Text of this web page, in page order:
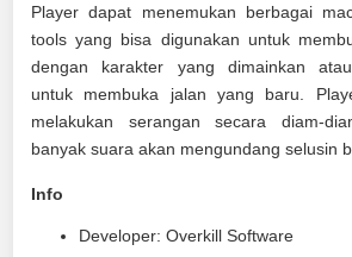
Player dapat menemukan berbagai
tools yang bisa digunakan untuk
dengan karakter yang dimainkan
untuk membuka jalan yang baru.
melakukan serangan secara diam-
banyak suara akan mengundang selusin
Info
Developer: Overkill Software